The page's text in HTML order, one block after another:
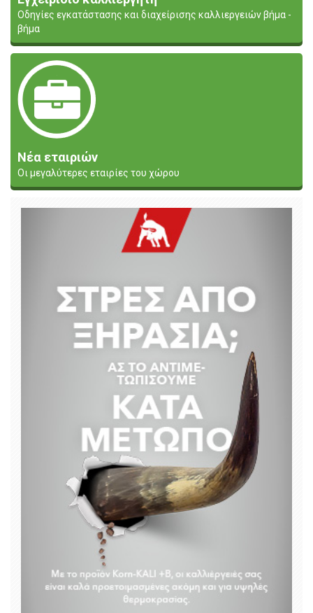
Οδηγίες εγκατάστασης και διαχείρισης καλλιεργειών βήμα -
βήμα
Νέα εταιριών
Οι μεγαλύτερες εταιρίες του χώρου